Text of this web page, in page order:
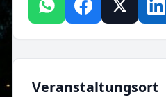
Veranstaltungsort